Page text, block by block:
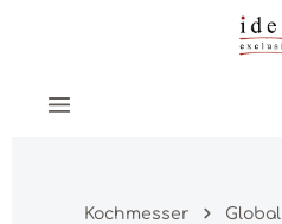
Zum Hauptinhalt springen
Kochmesser